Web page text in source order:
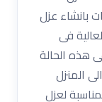
بانشاء عزل
فى
هذه الحالة
المنزل
لعزل